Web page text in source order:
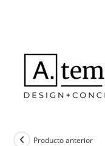
Producto anterior